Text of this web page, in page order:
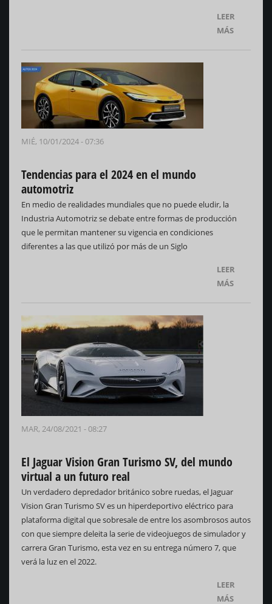
LEER
MÁS
MIÉ, 10/01/2024 - 07:36
Tendencias para el 2024 en el mundo
automotriz
En medio de realidades mundiales que no puede eludir, la
Industria Automotriz se debate entre formas de producción
que le permitan mantener su vigencia en condiciones
diferentes a las que utilizó por más de un Siglo
LEER
MÁS
MAR, 24/08/2021 - 08:27
El Jaguar Vision Gran Turismo SV, del mundo
virtual a un futuro real
Un verdadero depredador británico sobre ruedas, el Jaguar
Vision Gran Turismo SV es un hiperdeportivo eléctrico para
plataforma digital que sobresale de entre los asombrosos autos
con que siempre deleita la serie de videojuegos de simulador y
carrera Gran Turismo, esta vez en su entrega número 7, que
verá la luz en el 2022.
LEER
MÁS